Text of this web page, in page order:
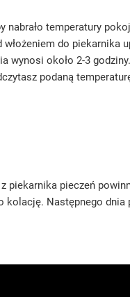
temperatury
do
wynosi około 2-3
podaną
piekarnika pieczeń
Następnego